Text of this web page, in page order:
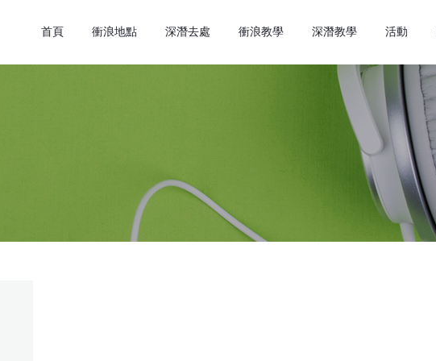
首頁 衝浪地點 深潛去處 衝浪教學 深潛教學 活動